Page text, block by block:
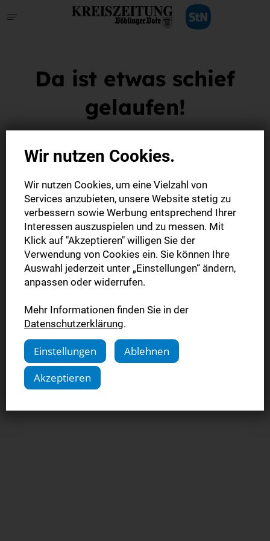
Da ist etwas schief
gelaufen!
© Stuttgarter Nachrichten Verlagsgesellschaft mbH 2026
Datenschutzeinstellungen verwalten•AGB
Wir nutzen Cookies.
Wir nutzen Cookies, um eine Vielzahl von
Services anzubieten, unsere Website stetig zu
verbessern sowie Werbung entsprechend Ihrer
Interessen auszuspielen und zu messen. Mit
Klick auf "Akzeptieren" willigen Sie der
Verwendung von Cookies ein. Sie können Ihre
Auswahl jederzeit unter „Einstellungen“ ändern,
anpassen oder widerrufen.
Mehr Informationen finden Sie in der
Datenschutzerklärung.
Einstellungen
Ablehnen
Akzeptieren